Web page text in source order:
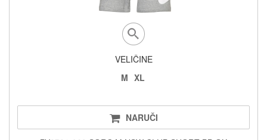
VELIČINE
M XL
NARUČI